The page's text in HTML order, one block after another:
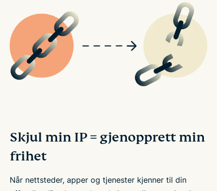
Skjul min IP = gjenopprett min
frihet
Når nettsteder, apper og tjenester kjenner til din